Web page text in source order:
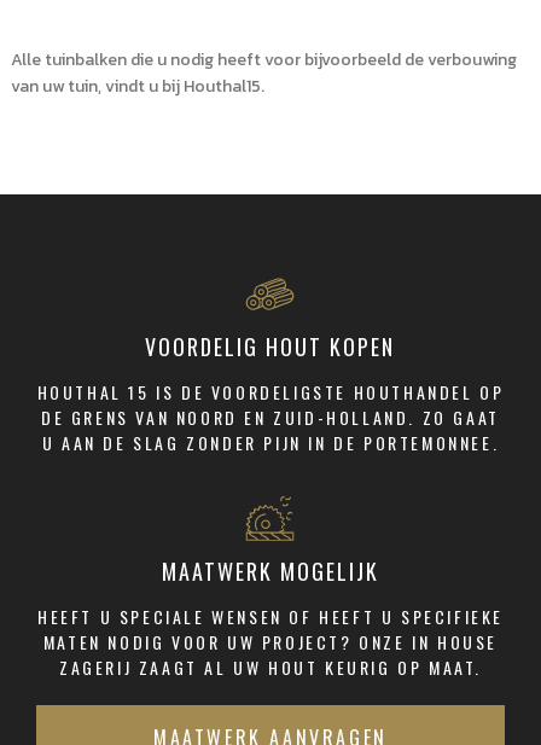
Alle tuinbalken die u nodig heeft voor bijvoorbeeld de verbouwing
van uw tuin, vindt u bij Houthal15.
VOORDELIG HOUT KOPEN
HOUTHAL 15 IS DE VOORDELIGSTE HOUTHANDEL OP
DE GRENS VAN NOORD EN ZUID-HOLLAND. ZO GAAT
U AAN DE SLAG ZONDER PIJN IN DE PORTEMONNEE.
MAATWERK MOGELIJK
HEEFT U SPECIALE WENSEN OF HEEFT U SPECIFIEKE
MATEN NODIG VOOR UW PROJECT? ONZE IN HOUSE
ZAGERIJ ZAAGT AL UW HOUT KEURIG OP MAAT.
MAATWERK AANVRAGEN